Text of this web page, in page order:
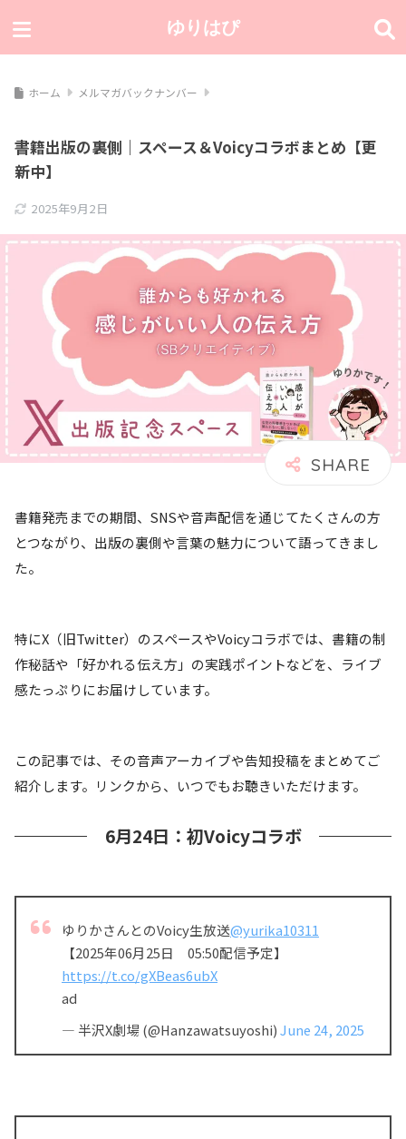
ゆりはぴ
ホーム メルマガバックナンバー
書籍出版の裏側｜スペース＆Voicyコラボまとめ【更
新中】
2025年9月2日
書籍発売までの期間、SNSや音声配信を通じてたくさんの方
とつながり、出版の裏側や言葉の魅力について語ってきまし
た。
特にX（旧Twitter）のスペースやVoicyコラボでは、書籍の制
作秘話や「好かれる伝え方」の実践ポイントなどを、ライブ
感たっぷりにお届けしています。
この記事では、その音声アーカイブや告知投稿をまとめてご
紹介します。リンクから、いつでもお聴きいただけます。
6月24日：初Voicyコラボ
ゆりかさんとのVoicy生放送@yurika10311
【2025年06月25日 05:50配信予定】
https://t.co/gXBeas6ubX
ad
— 半沢X劇場 (@Hanzawatsuyoshi)June 24, 2025